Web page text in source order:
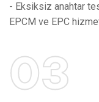
- Eksiksiz anahtar
EPCM ve EPC
03